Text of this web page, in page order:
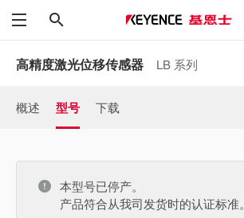
菜单
高精度激光位移传感器 LB 系列
概述 型号 下载
本型号已停产。
产品符合从我司发货时的认证标准。